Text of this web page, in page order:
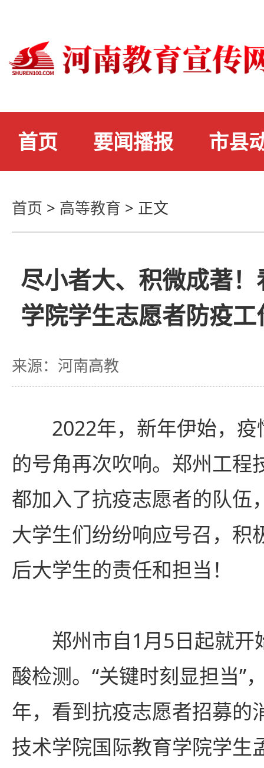
首页 要闻播报 市县
首页 > 高等教育 > 正文
尽小者大、积微成著
学院学生志愿者防疫
来源：河南高教
2022年，新年伊始，
的号角再次吹响。郑州工程
都加入了抗疫志愿者的队伍
大学生们纷纷响应号召，积
后大学生的责任和担当！
郑州市自1月5日起就开
酸检测。“关键时刻显担当”
年，看到抗疫志愿者招募的
技术学院国际教育学院学生